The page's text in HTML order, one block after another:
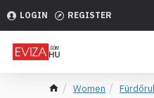
LOGIN REGISTER
Women